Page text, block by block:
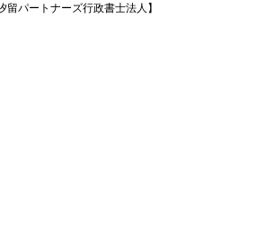
パートナーズ行政書士法人】